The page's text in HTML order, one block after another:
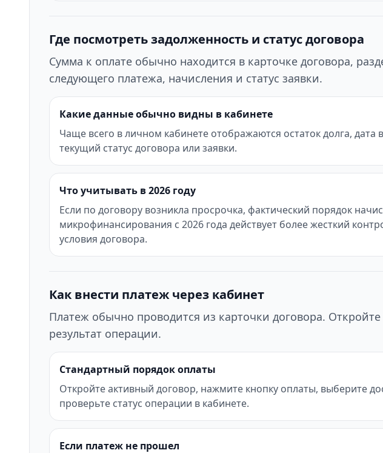
Где посмотреть задолженность и статус договора
Сумма к оплате обычно находится в карточке договора,
следующего платежа, начисления и статус заявки.
Какие данные обычно видны в кабинете
Чаще всего в личном кабинете отображаются остаток долга,
текущий статус договора или заявки.
Что учитывать в 2026 году
Если по договору возникла просрочка, фактический порядок
микрофинансирования с 2026 года действует более жесткий
условия договора.
Как внести платеж через кабинет
Платеж обычно проводится из карточки договора.
результат операции.
Стандартный порядок оплаты
Откройте активный договор, нажмите кнопку оплаты, выберите
проверьте статус операции в кабинете.
Если платеж не прошел